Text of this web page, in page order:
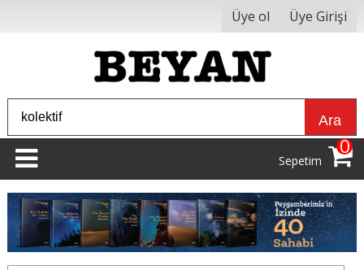
Üye ol Üye Girişi
Ara
Sepetim
0